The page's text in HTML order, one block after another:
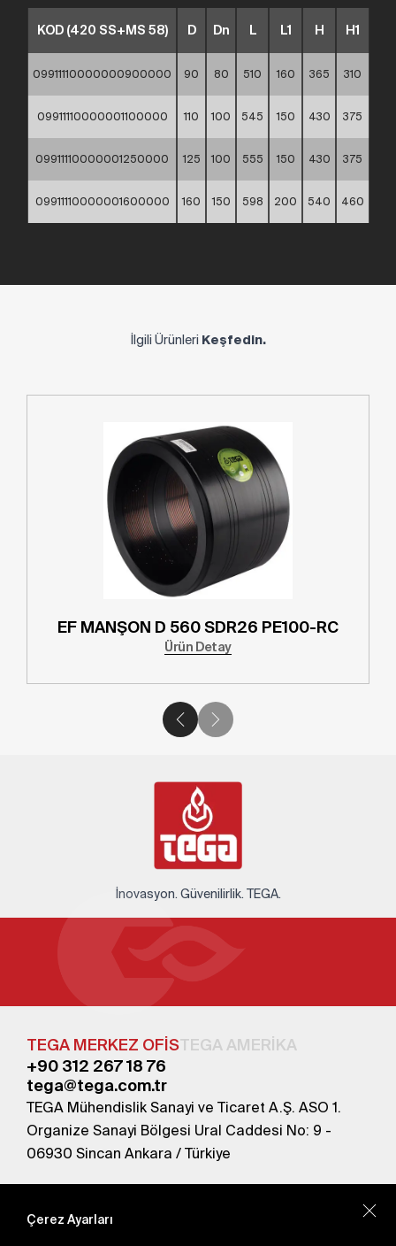
KOD (420 SS+MS 58) D Dn L L1 H H1
09911110000000900000 90 80 510 160 365 310
09911110000001100000 110 100 545 150 430 375
09911110000001250000 125 100 555 150 430 375
09911110000001600000 160 150 598 200 540 460
İlgili Ürünleri Keşfedin.
EF MANŞON D 560 SDR26 PE100-RC
Ürün Detay
İnovasyon. Güvenilirlik. TEGA.
TEGA MERKEZ OFİSTEGA AMERİKA
+90 312 267 18 76
tega@tega.com.tr
TEGA Mühendislik Sanayi ve Ticaret A.Ş. ASO 1.
Organize Sanayi Bölgesi Ural Caddesi No: 9 -
06930 Sincan Ankara / Türkiye
abone olun.
Çerez Ayarları